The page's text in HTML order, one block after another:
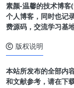
素颜-温馨的技术博
个人博客，同时也记
费源码，交流学习基
版权说明
本站所发布的全部内
和文献参考，请在下